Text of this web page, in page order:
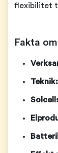
flexibilitet
Fakta
Teknik: